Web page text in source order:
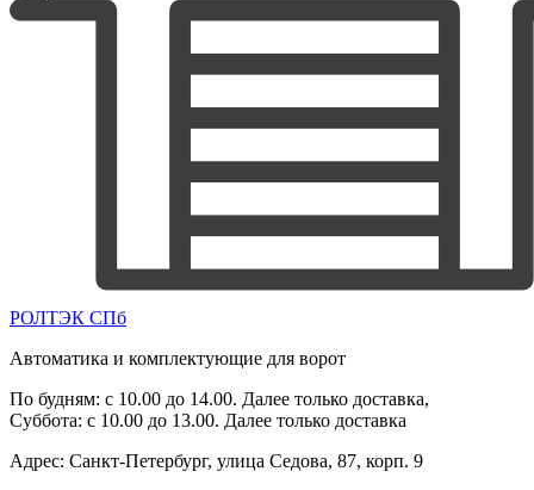
РОЛТЭК СПб
Автоматика и комплектующие для ворот
По будням: с 10.00 до 14.00. Далее только доставка,
Суббота: с 10.00 до 13.00. Далее только доставка
Адрес: Санкт-Петербург, улица Седова, 87, корп. 9